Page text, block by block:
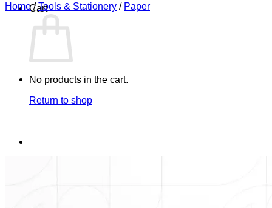
Cart
No products in the cart.
Return to shop
Home / Tools & Stationery / Paper